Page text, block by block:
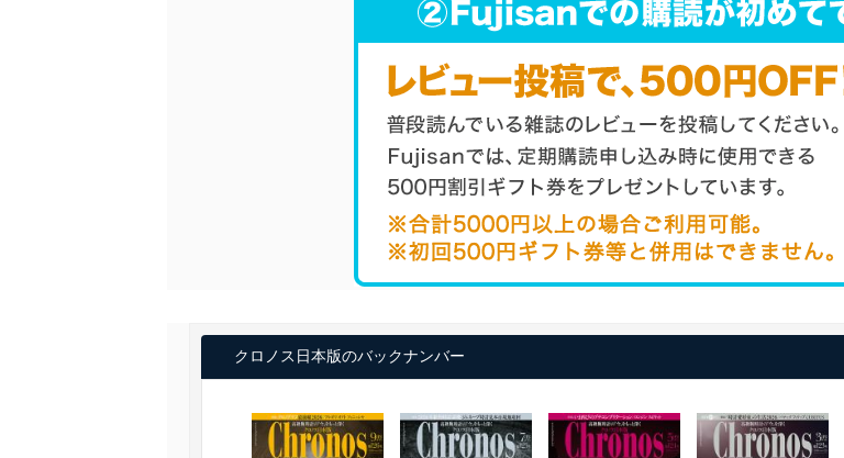
クロノス日本版のバックナンバー